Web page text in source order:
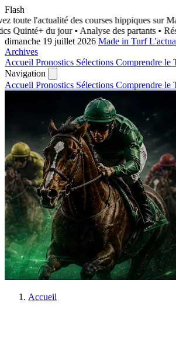
Flash
toute l'actualité des courses hippiques sur
Quinté+ du jour • Analyse des partants •
dimanche 19 juillet 2026 Made in Turf
Archives
Accueil Pronostics Sélections Comprendre le
Navigation
Accueil Pronostics Sélections Comprendre le
Accueil